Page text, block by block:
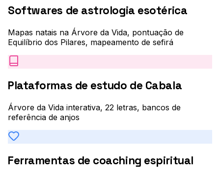
Softwares de astrologia esotérica
Mapas natais na Árvore da Vida, pontuação de
Equilíbrio dos Pilares, mapeamento de sefirá
Plataformas de estudo de Cabala
Árvore da Vida interativa, 22 letras, bancos de
referência de anjos
Ferramentas de coaching espiritual